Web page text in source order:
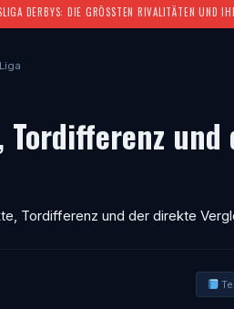
DERBYS: DIE GRÖSSTEN RIVALITÄTEN UND
und
Tordifferenz und der direkte